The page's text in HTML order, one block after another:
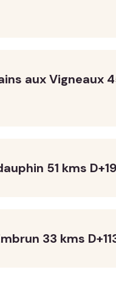
aux Vigneaux
51 kms
33 kms